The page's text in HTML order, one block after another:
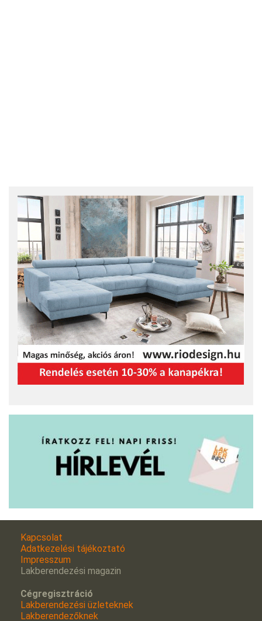
Kapcsolat
Adatkezelési tájékoztató
Impresszum
Lakberendezési magazin
Cégregisztráció
Lakberendezési üzleteknek
Lakberendezőknek